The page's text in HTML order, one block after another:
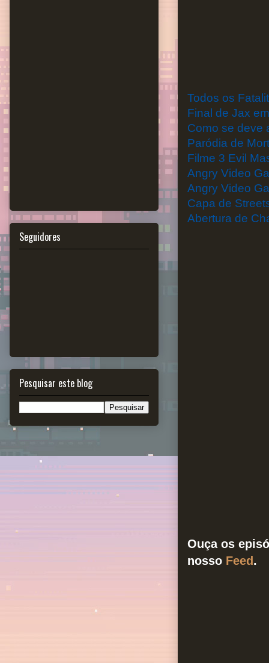
Todos os
Final de Jax
Como se deve
Paródia de
Filme 3 Evil
Angry Video
Angry Video
Capa de
Abertura de
Ouça os
nosso Feed.
Seguidores
Pesquisar este blog